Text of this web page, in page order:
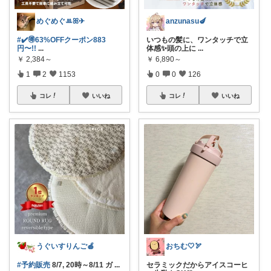
めぐめぐꔛꕤ✈︎
#✔️🉐63%OFFクーポン883
円〜!! ...
￥ 2,384～
1 2 1153
コレ いいね
うぐいすりんご🍎
#予約販売 8/7, 20時～8/11 ガ ...
anzunasu🍆
いつもの髪に、ワンタッチで立
体感✨頭の上に ...
￥ 6,890～
0 0 126
コレ いいね
おちむ🤍🏹
セラミックだからアイスコーヒ